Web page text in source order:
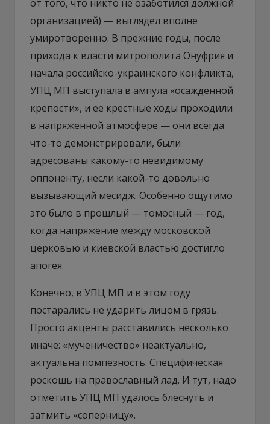
от того, что никто не озаботился должной
организацией) — выглядел вполне
умиротворенно. В прежние годы, после
прихода к власти митрополита Онуфрия и
начала российско-украинского конфликта,
УПЦ МП выступала в ампула «осажденной
крепости», и ее крестные ходы проходили
в напряженной атмосфере — они всегда
что-то демонстрировали, были
адресованы какому-то невидимому
оппоненту, несли какой-то довольно
вызывающий месидж. Особенно ощутимо
это было в прошлый — томосный — год,
когда напряжение между московской
церковью и киевской властью достигло
апогея.
Конечно, в УПЦ МП и в этом году
постарались не ударить лицом в грязь.
Просто акценты расставились несколько
иначе: «мученичество» неактуально,
актуальна помпезность. Специфическая
роскошь на православный лад. И тут, надо
отметить УПЦ МП удалось блеснуть и
затмить «соперницу».